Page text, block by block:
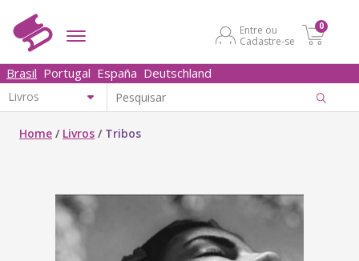
Entre ou
Cadastre-se
0
Brasil Portugal España Deutschland
Home / Livros / Tribos